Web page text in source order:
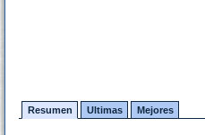
Resumen Ultimas Mejores